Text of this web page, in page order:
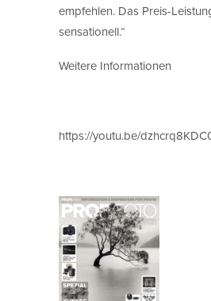
empfehlen. Das Preis-
sensationell.“
Weitere Informationen
https://youtu.be/